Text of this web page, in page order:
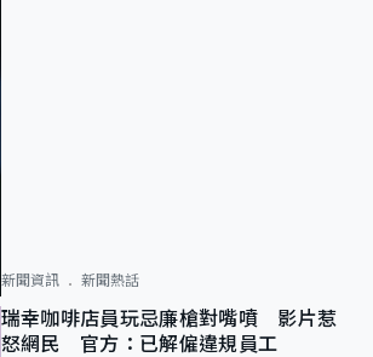
新聞資訊 新聞熱話
瑞幸咖啡店員玩忌廉槍對嘴噴 影片惹
怒網民 官方：已解僱違規員工